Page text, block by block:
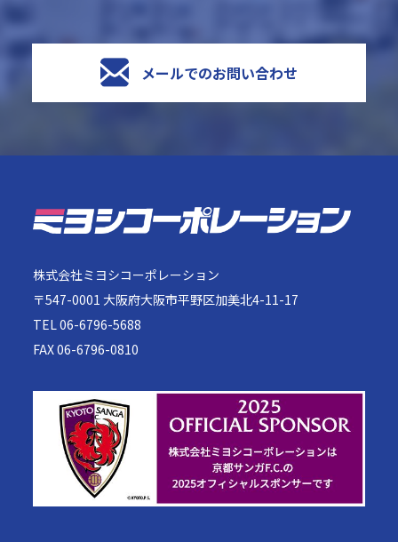
メールでのお問い合わせ
株式会社ミヨシコーポレーション
〒547-0001 大阪府大阪市平野区加美北4-11-17
TEL 06-6796-5688
FAX 06-6796-0810